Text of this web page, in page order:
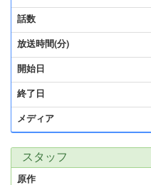
話数
放送時間(分)
開始日
終了日
メディア
スタッフ
原作